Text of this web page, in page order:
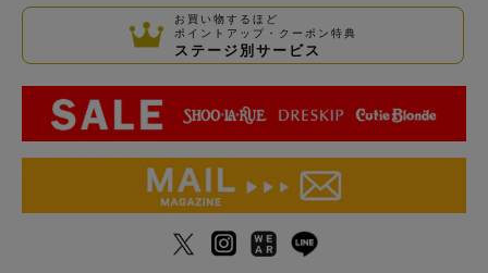
お買い物するほど
ポイントアップ・クーポン特典
ステージ別サービス